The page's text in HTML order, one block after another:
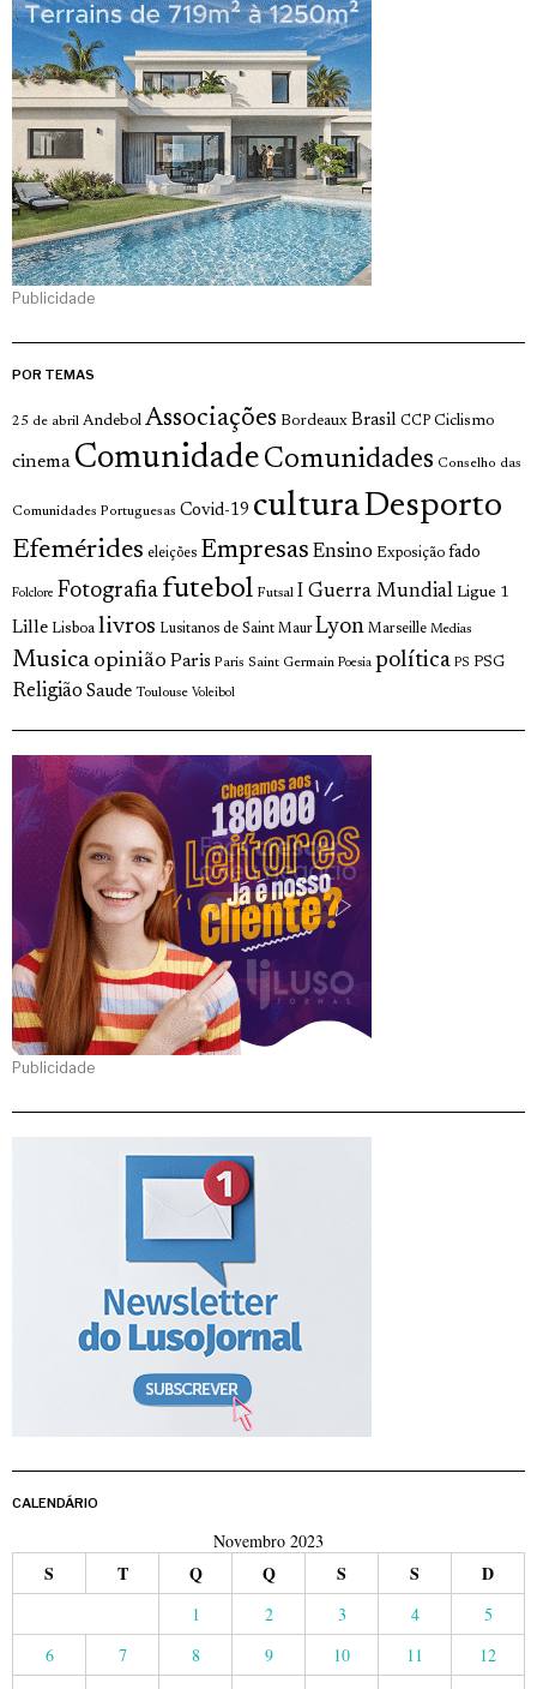
Publicidade
POR TEMAS
25 de abril Andebol Associações Bordeaux Brasil CCP Ciclismo
cinema Comunidade Comunidades Conselho das
Comunidades Portuguesas Covid-19 culturaDesporto
Efemérides eleições Empresas Ensino Exposição fado
Folclore Fotografia futebol Futsal I Guerra Mundial Ligue 1
Lille Lisboa livros Lusitanos de Saint Maur Lyon Marseille Medias
Musica opinião Paris Paris Saint Germain Poesia política PS PSG
Religião Saude Toulouse Voleibol
Publicidade
CALENDÁRIO
Novembro 2023
S T Q Q S S D
1 2 3 4
5
6
7 8 9 10 11
12